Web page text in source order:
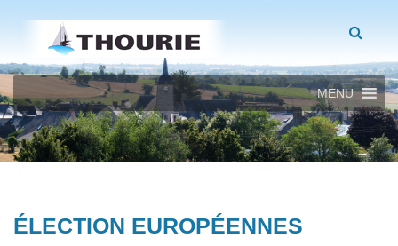
MENU
ÉLECTION EUROPÉENNES